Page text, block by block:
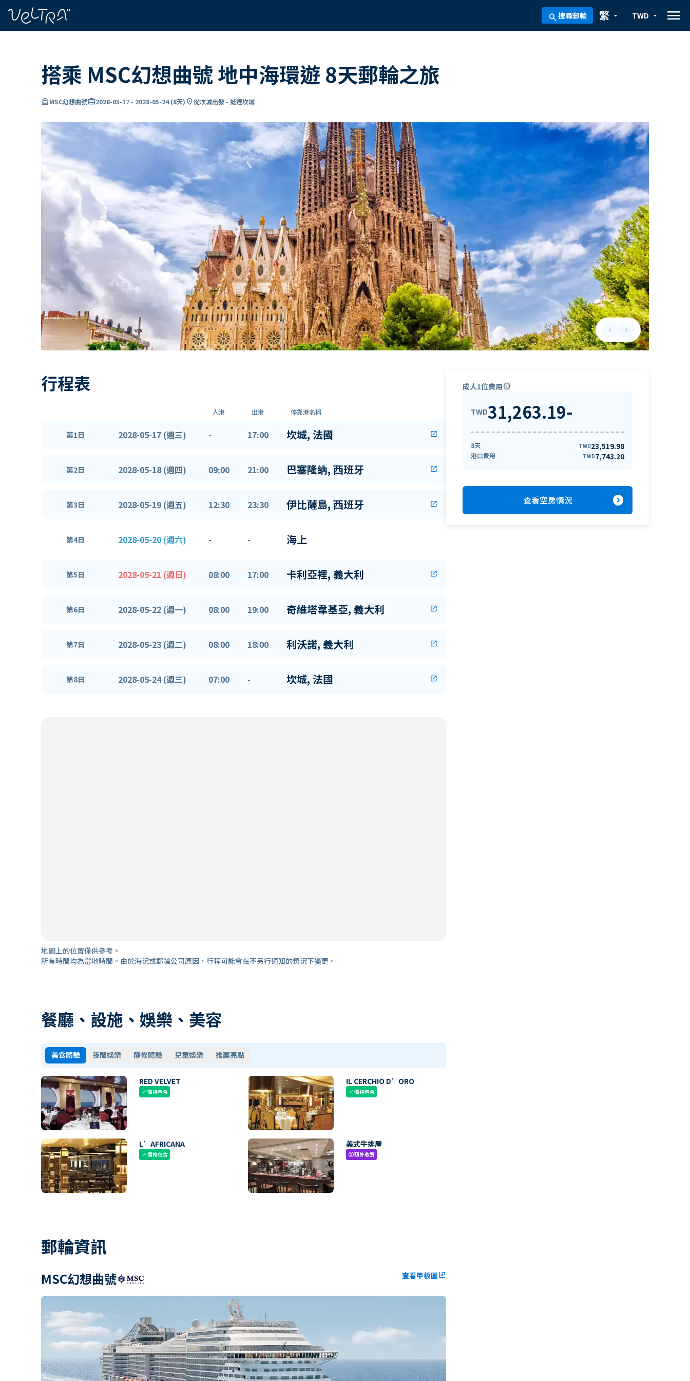
search搜尋郵輪 arrow_drop_down
繁 arrow_drop_down
TWD menu
搭乘 MSC幻想曲號 地中海環遊 8天郵輪之旅
directions_boatMSC幻想曲號card_travel2028-05-17 - 2028-05-24(8天) location_on從坎城出發 - 抵達坎城
keyboard_arrow_leftPrevious slide
keyboard_arrow_rightNext slide
行程表
入港 出港 停靠港名稱
第1日 2028-05-17 (週三) - 17:00 坎城, 法國 open_in_new
第2日 2028-05-18 (週四) 09:00 21:00 巴塞隆納, 西班牙 open_in_new
第3日 2028-05-19 (週五) 12:30 23:30 伊比薩島, 西班牙 open_in_new
第4日 2028-05-20 (週六) - - 海上
第5日 2028-05-21 (週日) 08:00 17:00 卡利亞裡, 義大利 open_in_new
第6日 2028-05-22 (週一) 08:00 19:00 奇維塔韋基亞, 義大利 open_in_new
第7日 2028-05-23 (週二) 08:00 18:00 利沃諾, 義大利 open_in_new
第8日 2028-05-24 (週三) 07:00 - 坎城, 法國 open_in_new
地圖上的位置僅供參考。
所有時間均為當地時間。由於海況或郵輪公司原因，行程可能會在不另行通知的情況下變更。
餐廳、設施、娛樂、美容
美食體驗 夜間娛樂 靜修體驗 兒童娛樂 推薦亮點
RED VELVET
check價格包含
IL CERCHIO D’ORO
check價格包含
L’AFRICANA
check價格包含
美式牛排屋
paid額外收費
郵輪資訊
MSC幻想曲號 查看甲板圖ungroup
成人1位費用info
TWD31,263.19-
8天 TWD23,519.98
港口費用 TWD7,743.20
查看空房情況 expand_circle_right